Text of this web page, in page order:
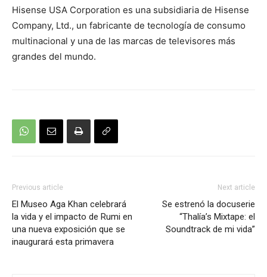
Hisense USA Corporation es una subsidiaria de Hisense
Company, Ltd., un fabricante de tecnología de consumo
multinacional y una de las marcas de televisores más
grandes del mundo.
Previous article
El Museo Aga Khan celebrará
la vida y el impacto de Rumi en
una nueva exposición que se
inaugurará esta primavera
Next article
Se estrenó la docuserie
“Thalía’s Mixtape: el
Soundtrack de mi vida”